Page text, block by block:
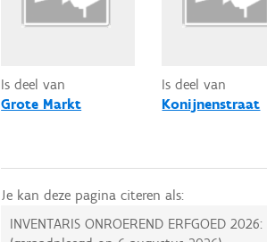
Is deel van
Grote Markt
Is deel van
Konijnenstraat
Je kan deze pagina citeren als:
INVENTARIS ONROEREND ERFGOED 2026: